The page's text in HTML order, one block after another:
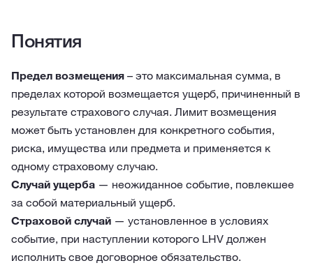
Понятия
Предел возмещения – это максимальная сумма, в
пределах которой возмещается ущерб, причиненный в
результате страхового случая. Лимит возмещения
может быть установлен для конкретного события,
риска, имущества или предмета и применяется к
одному страховому случаю.
Случай ущерба — неожиданное событие, повлекшее
за собой материальный ущерб.
Страховой случай — установленное в условиях
событие, при наступлении которого LHV должен
исполнить свое договорное обязательство.